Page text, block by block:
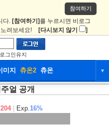
참여하기
다. [참여하기] 를 누르시면 비로그
려보세요! [다시보지 않기 ]
로그인유지
미지 츄온2 츄온 ▼
커뮤니티
츄온2
얼 공개
Exp.16%